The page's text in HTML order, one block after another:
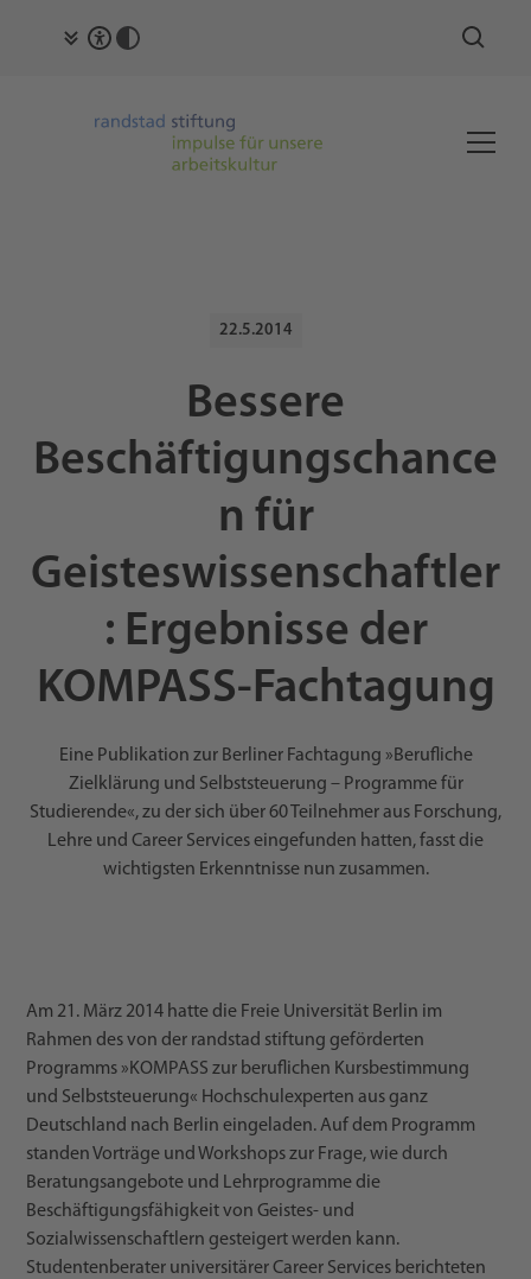
22.5.2014
Bessere
Beschäftigungschance
n für
Geisteswissenschaftler
: Ergebnisse der
KOMPASS-Fachtagung
Eine Publikation zur Berliner Fachtagung »Berufliche
Zielklärung und Selbststeuerung – Programme für
Studierende«, zu der sich über 60 Teilnehmer aus Forschung,
Lehre und Career Services eingefunden hatten, fasst die
wichtigsten Erkenntnisse nun zusammen.
Am 21. März 2014 hatte die Freie Universität Berlin im
Rahmen des von der randstad stiftung geförderten
Programms »KOMPASS zur beruflichen Kursbestimmung
und Selbststeuerung« Hochschulexperten aus ganz
Deutschland nach Berlin eingeladen. Auf dem Programm
standen Vorträge und Workshops zur Frage, wie durch
Beratungsangebote und Lehrprogramme die
Beschäftigungsfähigkeit von Geistes- und
Sozialwissenschaftlern gesteigert werden kann.
Studentenberater universitärer Career Services berichteten